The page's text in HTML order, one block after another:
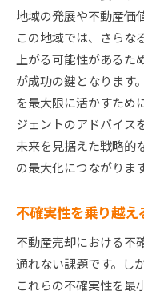
地域の発展や不動産価
この地域では、さらな
上がる可能性があるた
が成功の鍵となります
を最大限に活かすため
ジェントのアドバイス
未来を見据えた戦略的
の最大化につながります
不確実性を乗り越え
不動産売却における不
通れない課題です。し
これらの不確実性を最